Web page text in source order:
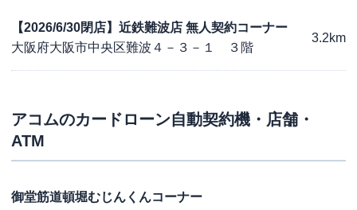
【2026/6/30閉店】近鉄難波店 無人契約コーナー
大阪府大阪市中央区難波４－３－１ ３階
3.2km
アコムのカードローン自動契約機・店舗・
ATM
御堂筋道頓堀むじんくんコーナー